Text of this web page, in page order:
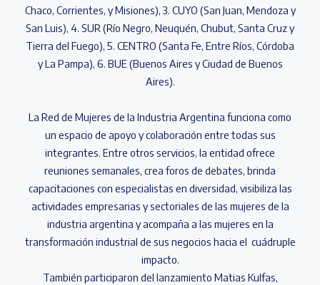
Chaco, Corrientes, y Misiones), 3. CUYO (San Juan, Mendoza y
San Luis), 4. SUR (Río Negro, Neuquén, Chubut, Santa Cruz y
Tierra del Fuego), 5. CENTRO (Santa Fe, Entre Ríos, Córdoba
y La Pampa), 6. BUE (Buenos Aires y Ciudad de Buenos
Aires).
La Red de Mujeres de la Industria Argentina funciona como
un espacio de apoyo y colaboración entre todas sus
integrantes. Entre otros servicios, la entidad ofrece
reuniones semanales, crea foros de debates, brinda
capacitaciones con especialistas en diversidad, visibiliza las
actividades empresarias y sectoriales de las mujeres de la
industria argentina y acompaña a las mujeres en la
transformación industrial de sus negocios hacia el cuádruple
impacto.
También participaron del lanzamiento Matias Kulfas,